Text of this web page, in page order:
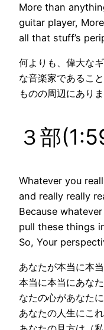
More than
guitar player,
all that stuff’s
何よりも、偉大な
な音楽家であるこ
ものの周辺にありま
３部
Whatever you
and really really
Because
pull these things
So, Your
あなたが本当に本
本当に本当にあな
なたの心があなたに
あなたの人生にこ